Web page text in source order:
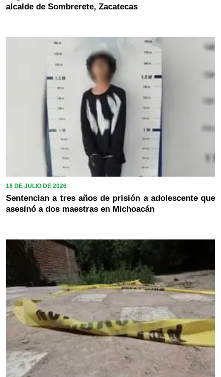
alcalde de Sombrerete, Zacatecas
18 DE JULIO DE 2026
Sentencian a tres años de prisión a adolescente que
asesinó a dos maestras en Michoacán